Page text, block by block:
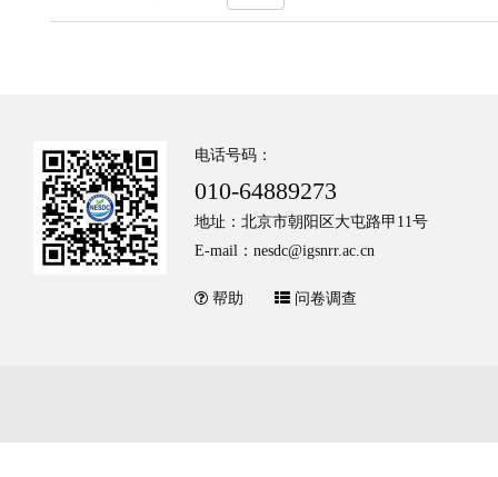
电话号码：
010-64889273
地址：北京市朝阳区大屯路甲11号
E-mail：nesdc@igsnrr.ac.cn
帮助 问卷调查